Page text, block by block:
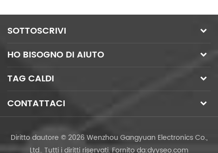
SOTTOSCRIVI
HO BISOGNO DI AIUTO
TAG CALDI
CONTATTACI
Diritto dautore © 2026 Wenzhou Gangyuan Electronics Co.,
Ltd.. Tutti i diritti riservati.Fornito da:dyyseo.com